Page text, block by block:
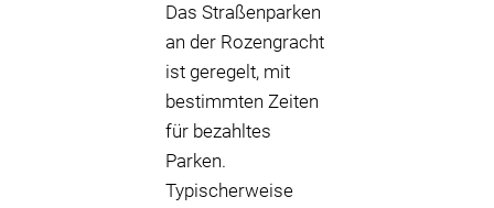
Das Straßenparken
an der Rozengracht
ist geregelt, mit
bestimmten Zeiten
für bezahltes
Parken.
Typischerweise